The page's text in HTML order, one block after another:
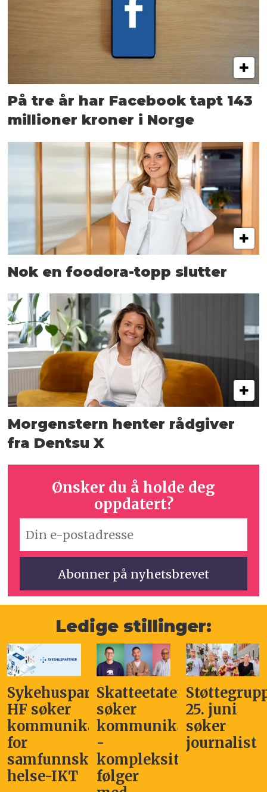
På tre år har Facebook tapt 143
millioner kroner i Norge
Nok en foodora-topp slutter
Morgenstern henter rådgiver
fra Dentsu X
Ønsker du å holde deg
oppdatert?
Ledige stillinger:
Sykehuspartner
HF søker
kommunikasjonssjef
for
samfunnskritisk
helse-IKT
Skatteetaten
søker
kommunikasjonsleder
-
kompleksitet
følger
25. juni
søker
journalist